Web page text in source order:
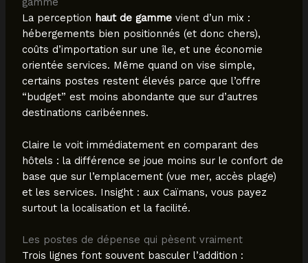
La perception haut de gammevient d’un mix :
hébergements bien positionnés (et donc chers),
coûts d’importation sur une île, et une économie
orientée services. Même quand on vise simple,
certains postes restent élevés parce que l’offre
“budget” est moins abondante que sur d’autres
destinations caribéennes.
Claire le voit immédiatement en comparant des
hôtels : la différence se joue moins sur le confort de
base que sur l’emplacement (vue mer, accès plage)
et les services. Insight : aux Caïmans, vous payez
surtout la localisation et la facilité.
Les postes de dépense qui pèsent vraiment
Trois lignes font souvent basculer l’addition :